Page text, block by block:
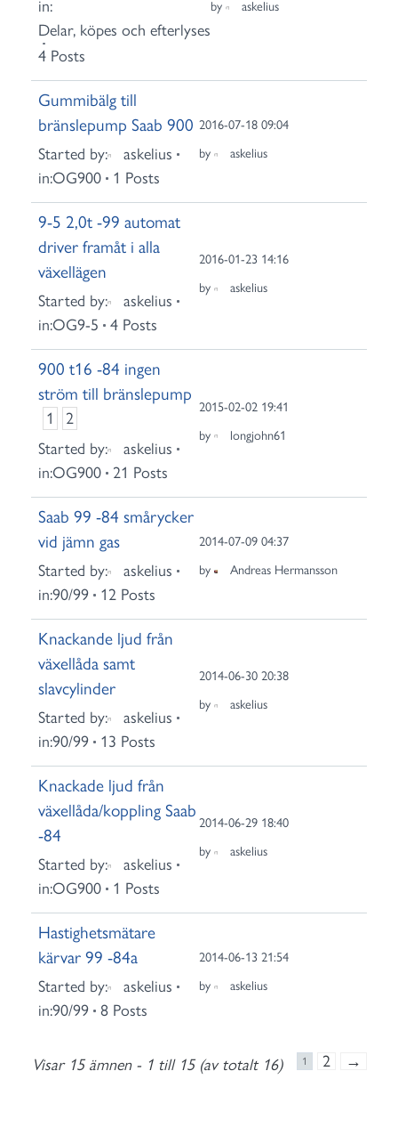
in:
Delar, köpes och efterlyses
4 Posts
by askelius
Gummibälg till
bränslepump Saab 900
Started by:
askelius
in:OG900 1 Posts
2016-07-18 09:04
by
askelius
9-5 2,0t -99 automat
driver framåt i alla
växellägen
Started by:
askelius
in:OG9-5 4 Posts
2016-01-23 14:16
by
askelius
900 t16 -84 ingen
ström till bränslepump
1
2
Started by:
askelius
in:OG900 21 Posts
2015-02-02 19:41
by
longjohn61
Saab 99 -84 smårycker
vid jämn gas
Started by:
askelius
in:90/99 12 Posts
2014-07-09 04:37
by
Andreas Hermansson
Knackande ljud från
växellåda samt
slavcylinder
Started by:
askelius
in:90/99 13 Posts
2014-06-30 20:38
by
askelius
Knackade ljud från
växellåda/koppling Saab
-84
Started by:
askelius
in:OG900 1 Posts
2014-06-29 18:40
by
askelius
Hastighetsmätare
kärvar 99 -84a
Started by:
askelius
in:90/99 8 Posts
2014-06-13 21:54
by
askelius
Visar 15 ämnen - 1 till 15 (av totalt 16) 1 2 →